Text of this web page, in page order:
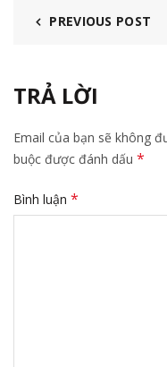
PREVIOUS POST
TRẢ LỜI
Email của bạn sẽ không
buộc được đánh dấu *
Bình luận *